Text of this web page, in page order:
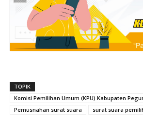
TOPIK
Komisi Pemilihan Umum (KPU) Kabupaten
Pemusnahan surat suara
surat suara